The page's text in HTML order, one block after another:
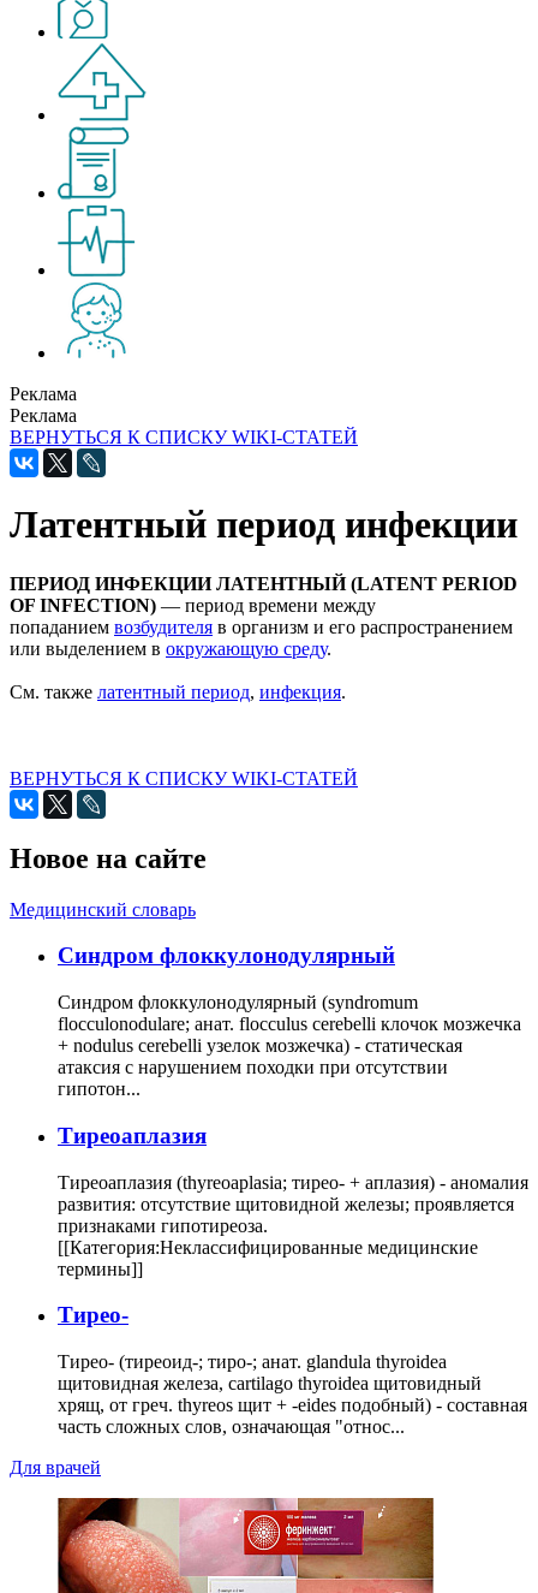
Реклама
Реклама
ВЕРНУТЬСЯ К СПИСКУ WIKI-СТАТЕЙ
Латентный период инфекции
ПЕРИОД ИНФЕКЦИИ ЛАТЕНТНЫЙ (LATENT PERIOD
OF INFECTION) — период времени между
попаданием возбудителя в организм и его распространением
или выделением в окружающую среду.
См. также латентный период, инфекция.
ВЕРНУТЬСЯ К СПИСКУ WIKI-СТАТЕЙ
Новое на сайте
Медицинский словарь
Cиндром флоккулонодулярный
Синдром флоккулонодулярный (syndromum
flocculonodulare; анат. flocculus cerebelli клочок мозжечка
+ nodulus cerebelli узелок мозжечка) - статическая
атаксия с нарушением походки при отсутствии
гипотон...
Тиреоаплазия
Тиреоаплазия (thyreoaplasia; тирео- + аплазия) - аномалия
развития: отсутствие щитовидной железы; проявляется
признаками гипотиреоза.
[[Категория:Неклассифицированные медицинские
термины]]
Тирео-
Тирео- (тиреоид-; тиро-; анат. glandula thyroidea
щитовидная железа, cartilago thyroidea щитовидный
хрящ, от греч. thyreos щит + -eides подобный) - составная
часть сложных слов, означающая "относ...
Для врачей